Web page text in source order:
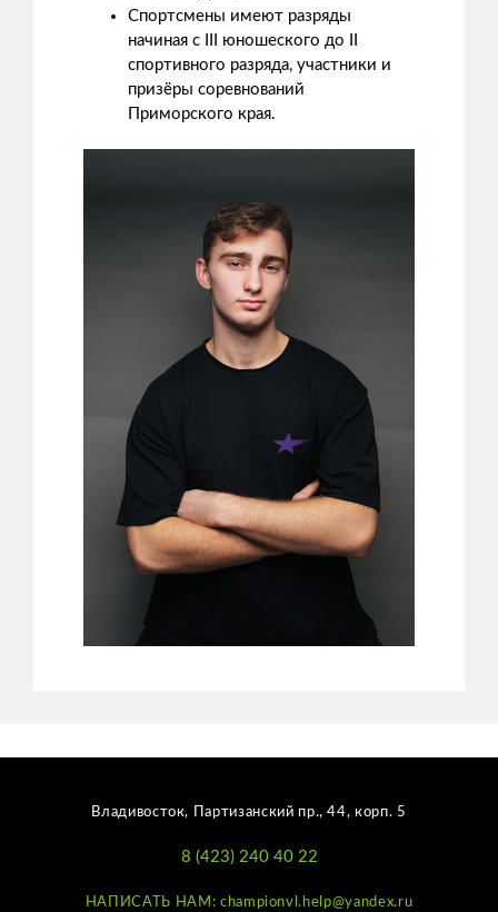
Спортсмены имеют разряды
начиная с III юношеского до II
спортивного разряда, участники и
призёры соревнований
Приморского края.
Владивосток, Партизанский пр., 44, корп. 5
8 (423) 240 40 22
НАПИСАТЬ НАМ: championvl.help@yandex.ru